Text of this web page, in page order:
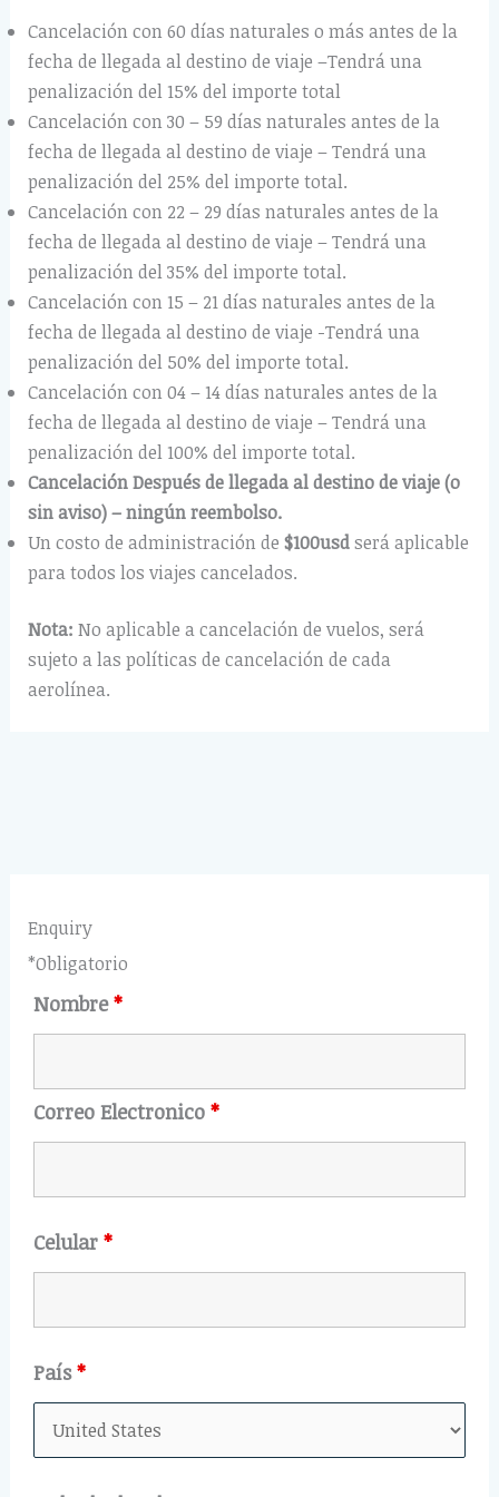
Cancelación con 60 días naturales o más antes de la
fecha de llegada al destino de viaje –Tendrá una
penalización del 15% del importe total
Cancelación con 30 – 59 días naturales antes de la
fecha de llegada al destino de viaje – Tendrá una
penalización del 25% del importe total.
Cancelación con 22 – 29 días naturales antes de la
fecha de llegada al destino de viaje – Tendrá una
penalización del 35% del importe total.
Cancelación con 15 – 21 días naturales antes de la
fecha de llegada al destino de viaje -Tendrá una
penalización del 50% del importe total.
Cancelación con 04 – 14 días naturales antes de la
fecha de llegada al destino de viaje – Tendrá una
penalización del 100% del importe total.
Cancelación Después de llegada al destino de viaje (o
sin aviso) – ningún reembolso.
Un costo de administración de $100usdserá aplicable
para todos los viajes cancelados.
Nota: No aplicable a cancelación de vuelos, será
sujeto a las políticas de cancelación de cada
aerolínea.
Enquiry
*Obligatorio
Nombre*
Correo Electronico *
Celular *
País*